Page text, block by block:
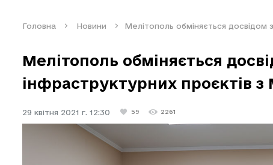
Головна Новини Мелітополь обміняється досвідом
Мелітополь обміняється
інфраструктурних проєктів
29 квітня 2021 г. 12:30 59 2261